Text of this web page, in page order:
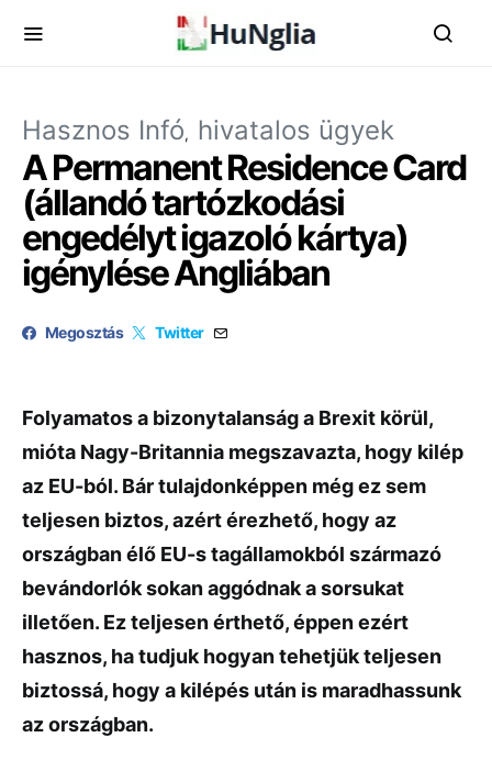
Hasznos Infó hivatalos ügyek
A Permanent Residence Card
(állandó tartózkodási
engedélyt igazoló kártya)
igénylése Angliában
Megosztás Twitter
Folyamatos a bizonytalanság a Brexit körül,
mióta Nagy-Britannia megszavazta, hogy kilép
az EU-ból. Bár tulajdonképpen még ez sem
teljesen biztos, azért érezhető, hogy az
országban élő EU-s tagállamokból származó
bevándorlók sokan aggódnak a sorsukat
illetően. Ez teljesen érthető, éppen ezért
hasznos, ha tudjuk hogyan tehetjük teljesen
biztossá, hogy a kilépés után is maradhassunk
az országban.